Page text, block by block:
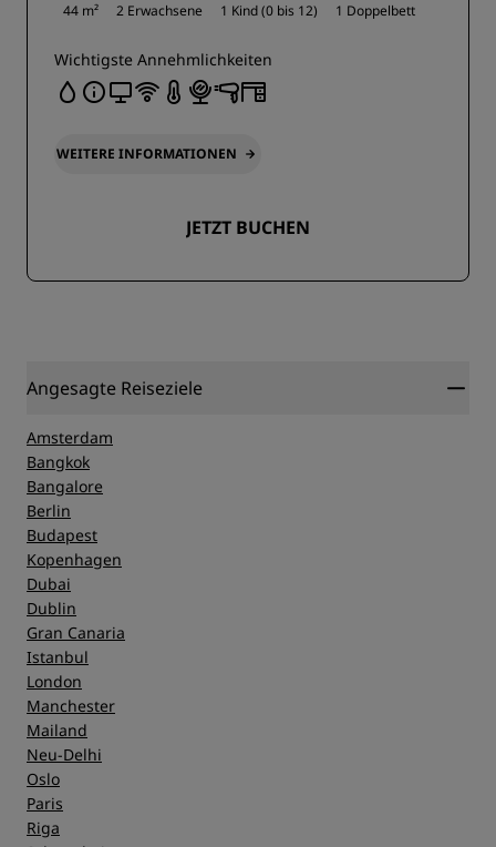
44 m² 2 Erwachsene 1 Kind (0 bis 12) 1 Doppelbett
Wichtigste Annehmlichkeiten
WEITERE INFORMATIONEN
JETZT BUCHEN
Angesagte Reiseziele
Amsterdam
Bangkok
Bangalore
Berlin
Budapest
Kopenhagen
Dubai
Dublin
Gran Canaria
Istanbul
London
Manchester
Mailand
Neu-Delhi
Oslo
Paris
Riga